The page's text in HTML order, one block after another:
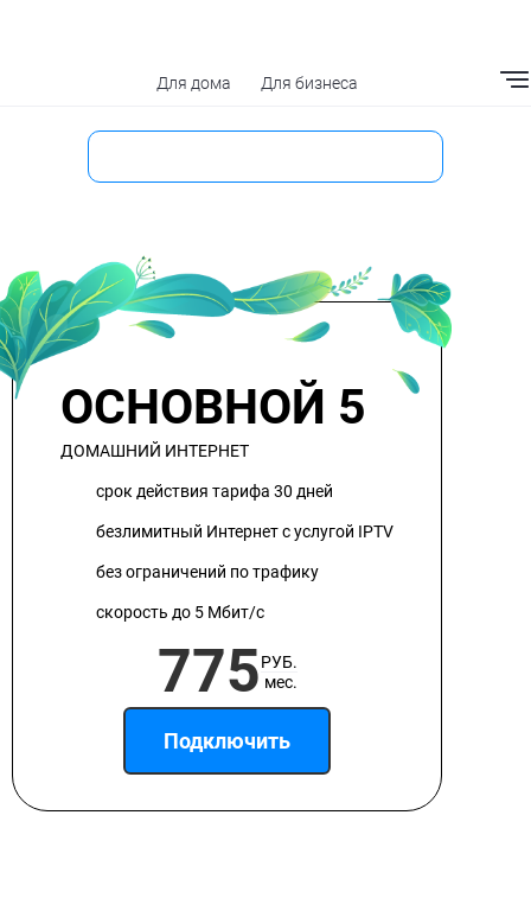
Для дома Для бизнеса
ОСНОВНОЙ 5
ДОМАШНИЙ ИНТЕРНЕТ
срок действия тарифа 30 дней
безлимитный Интернет с услугой IPTV
без ограничений по трафику
скорость до 5 Мбит/с
775РУБ.
мес.
Подключить